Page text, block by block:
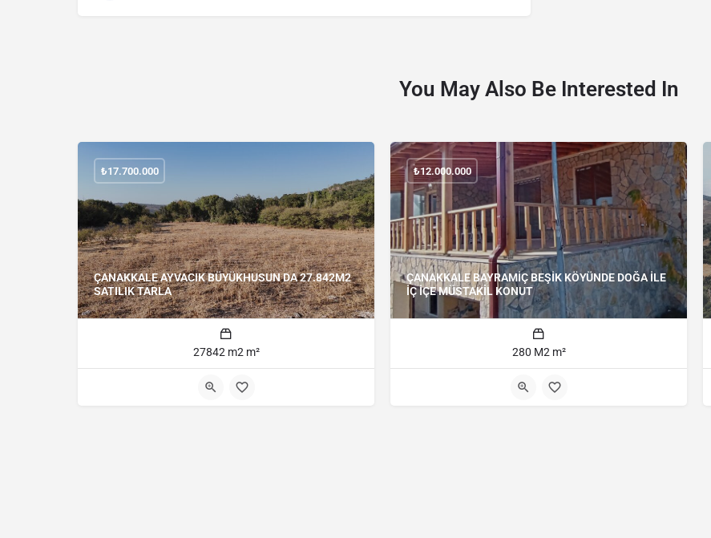
You May Also Be Interested In
ÇANAKKALE AYVACIK BÜYÜKHUSUN DA 27.842M2
SATILIK TARLA
₺17.700.000
27842 m2 m²
ÇANAKKALE BAYRAMİÇ BEŞİK KÖYÜNDE DOĞA İLE
İÇ İÇE MÜSTAKİL KONUT
₺12.000.000
280 M2 m²